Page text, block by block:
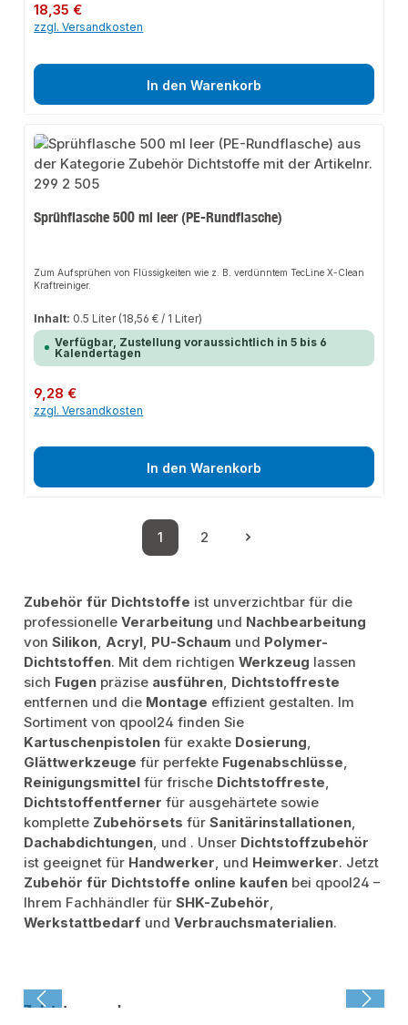
Regulärer Preis:
18,35 €
zzgl. Versandkosten
In den Warenkorb
Sprühflasche 500 ml leer (PE-Rundflasche)
Zum Aufsprühen von Flüssigkeiten wie z. B. verdünntem TecLine X-Clean
Kraftreiniger.
Inhalt: 0.5 Liter (18,56 € / 1 Liter)
Verfügbar, Zustellung voraussichtlich in 5 bis 6
Kalendertagen
Regulärer Preis:
9,28 €
zzgl. Versandkosten
In den Warenkorb
Seite
1
Seite
2
Zubehör für Dichtstoffe ist unverzichtbar für die
professionelleVerarbeitung und Nachbearbeitung
vonSilikon Acryl PU-Schaum und Polymer-
Dichtstoffen. Mit dem richtigenWerkzeug lassen
sich Fugen präzise ausführen Dichtstoffreste
entfernen und die Montage effizient gestalten. Im
Sortiment von qpool24 finden Sie
Kartuschenpistolen für exakte Dosierung
Glättwerkzeuge für perfekte Fugenabschlüsse
Reinigungsmittel für frische Dichtstoffreste
Dichtstoffentferner für ausgehärtete sowie
komplette Zubehörsets fürSanitärinstallationen
Dachabdichtungen und . Unser Dichtstoffzubehör
ist geeignet für Handwerker und Heimwerker. Jetzt
Zubehör für Dichtstoffe online kaufen bei qpool24 –
Ihrem Fachhändler fürSHK-Zubehör
Werkstattbedarf undVerbrauchsmaterialien.
Zuletzt angesehen: